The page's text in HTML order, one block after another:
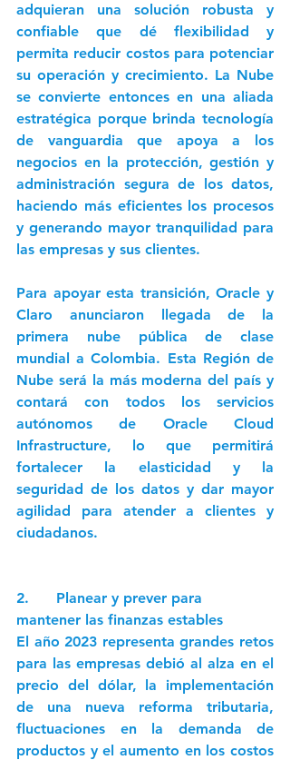
adquieran una solución robusta y
confiable que dé flexibilidad y
permita reducir costos para potenciar
su operación y crecimiento. La Nube
se convierte entonces en una aliada
estratégica porque brinda tecnología
de vanguardia que apoya a los
negocios en la protección, gestión y
administración segura de los datos,
haciendo más eficientes los procesos
y generando mayor tranquilidad para
las empresas y sus clientes.
Para apoyar esta transición, Oracle y
Claro anunciaron llegada de la
primera nube pública de clase
mundial a Colombia. Esta Región de
Nube será la más moderna del país y
contará con todos los servicios
autónomos de Oracle Cloud
Infrastructure, lo que permitirá
fortalecer la elasticidad y la
seguridad de los datos y dar mayor
agilidad para atender a clientes y
ciudadanos.
2.      Planear y prever para
mantener las finanzas estables
El año 2023 representa grandes retos
para las empresas debió al alza en el
precio del dólar, la implementación
de una nueva reforma tributaria,
fluctuaciones en la demanda de
productos y el aumento en los costos